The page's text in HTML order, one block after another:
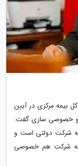
بیمه مرکزی در آیین
و خصوصی سازی گفت:
سه شرکت دولتی است و
سه شرکت هم خصوصی